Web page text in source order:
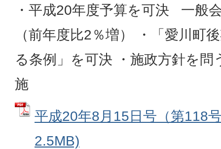
・平成20年度予算を可決 一般
（前年度比2％増） ・「愛川町
る条例」を可決 ・施政方針を問
施
平成20年8月15日号（第118
2.5MB)